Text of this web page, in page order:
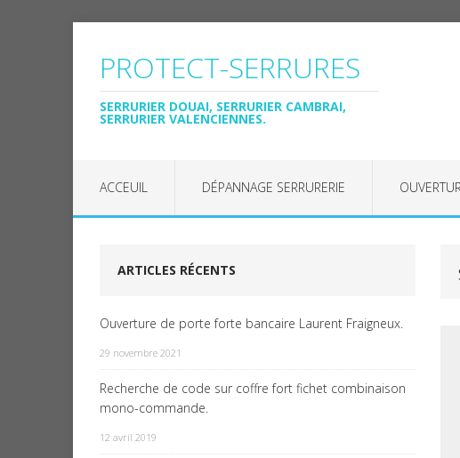
PROTECT-SERRURES
SERRURIER DOUAI, SERRURIER CAMBRAI,
SERRURIER VALENCIENNES.
ACCEUIL DÉPANNAGE SERRURERIE
ARTICLES RÉCENTS
Ouverture de porte forte bancaire Laurent Fraigneux.
29 novembre 2021
Recherche de code sur coffre fort fichet combinaison
mono-commande.
12 avril 2019